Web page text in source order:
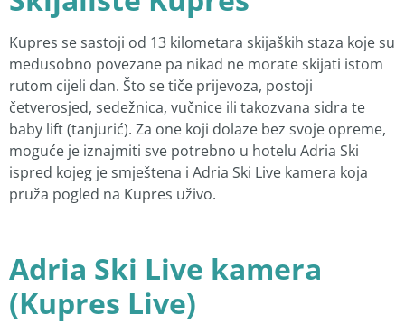
Kupres se sastoji od 13 kilometara skijaških staza koje su
međusobno povezane pa nikad ne morate skijati istom
rutom cijeli dan. Što se tiče prijevoza, postoji
četverosjed, sedežnica, vučnice ili takozvana sidra te
baby lift (tanjurić). Za one koji dolaze bez svoje opreme,
moguće je iznajmiti sve potrebno u hotelu Adria Ski
ispred kojeg je smještena i Adria Ski Live kamera koja
pruža pogled na Kupres uživo.
Adria Ski Live kamera
(Kupres Live)